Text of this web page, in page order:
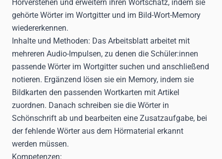
Hörverstehen und erweitern ihren Wortschatz, indem sie
gehörte Wörter im Wortgitter und im Bild-Wort-Memory
wiedererkennen.
Inhalte und Methoden: Das Arbeitsblatt arbeitet mit
mehreren Audio-Impulsen, zu denen die Schüler:innen
passende Wörter im Wortgitter suchen und anschließend
notieren. Ergänzend lösen sie ein Memory, indem sie
Bildkarten den passenden Wortkarten mit Artikel
zuordnen. Danach schreiben sie die Wörter in
Schönschrift ab und bearbeiten eine Zusatzaufgabe, bei
der fehlende Wörter aus dem Hörmaterial erkannt
werden müssen.
Kompetenzen: